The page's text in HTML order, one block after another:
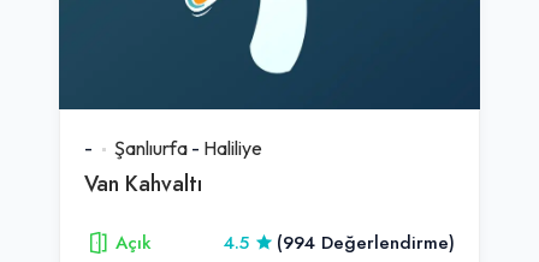
- Şanlıurfa - Haliliye
Van Kahvaltı
Açık 4.5 (994 Değerlendirme)